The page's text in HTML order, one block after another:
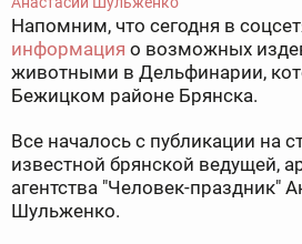
Напомним, что сегодня в
информация о возможных
животными в Дельфинарии,
Бежицком районе Брянска.
Все началось с публикации на
известной брянской ведущей,
агентства "Человек-праздник"
Шульженко.